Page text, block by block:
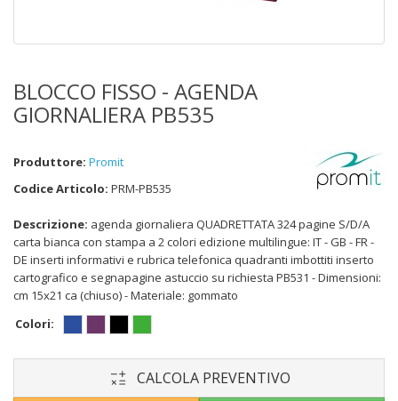
BLOCCO FISSO - AGENDA
GIORNALIERA PB535
Produttore: Promit
Codice Articolo: PRM-PB535
Descrizione: agenda giornaliera QUADRETTATA 324 pagine S/D/A
carta bianca con stampa a 2 colori edizione multilingue: IT - GB - FR -
DE inserti informativi e rubrica telefonica quadranti imbottiti inserto
cartografico e segnapagine astuccio su richiesta PB531 - Dimensioni:
cm 15x21 ca (chiuso) - Materiale: gommato
Colori:
CALCOLA PREVENTIVO